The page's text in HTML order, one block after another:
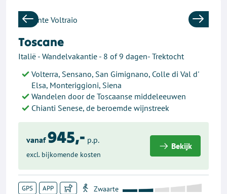
Previous Next
Toscane
Italië - Wandelvakantie - 8 of 9 dagen- Trektocht
Volterra, Sensano, San Gimignano, Colle di Val d'
Elsa, Monteriggioni, Siena
Wandelen door de Toscaanse middeleeuwen
Chianti Senese, de beroemde wijnstreek
vanaf 945,- p.p.
excl. bijkomende kosten
Bekijk
GPS APP